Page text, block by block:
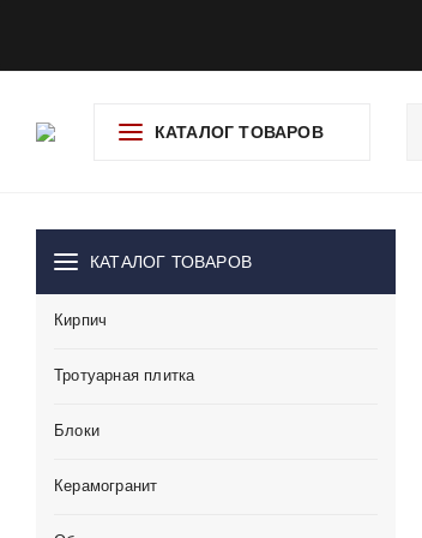
КАТАЛОГ ТОВАРОВ
КАТАЛОГ ТОВАРОВ
Кирпич
Тротуарная плитка
Блоки
Керамогранит